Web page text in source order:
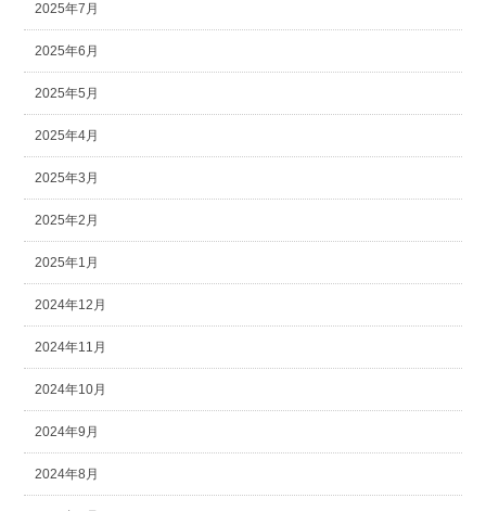
2025年7月
2025年6月
2025年5月
2025年4月
2025年3月
2025年2月
2025年1月
2024年12月
2024年11月
2024年10月
2024年9月
2024年8月